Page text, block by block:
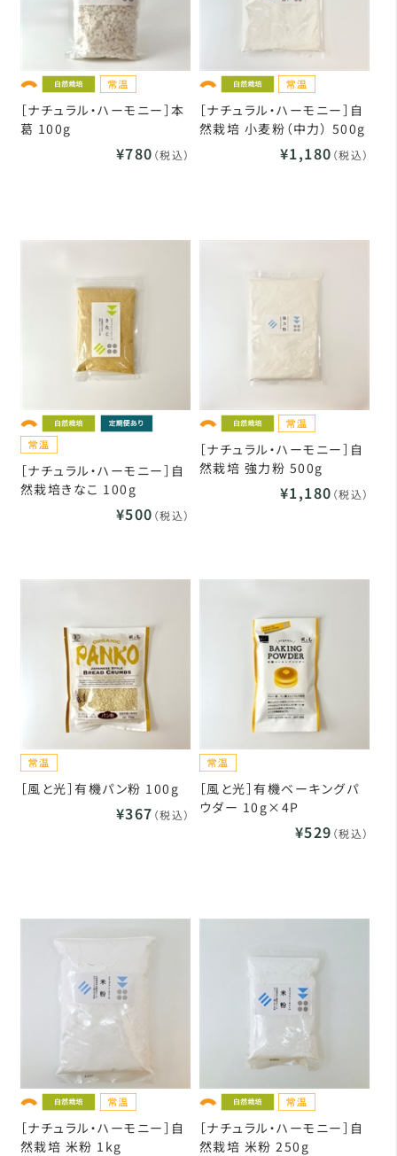
［ナチュラル・ハーモニー］本
葛 100g
¥780 （税込）
［ナチュラル・ハーモニー］自
然栽培 小麦粉（中力） 500g
¥1,180 （税込）
［ナチュラル・ハーモニー］自
然栽培きなこ 100g
¥500 （税込）
［ナチュラル・ハーモニー］自
然栽培 強力粉 500g
¥1,180 （税込）
［風と光］有機パン粉 100g
¥367 （税込）
［風と光］有機ベーキングパ
ウダー 10g×4P
¥529 （税込）
［ナチュラル・ハーモニー］自
然栽培 米粉 1kg
［ナチュラル・ハーモニー］自
然栽培 米粉 250g